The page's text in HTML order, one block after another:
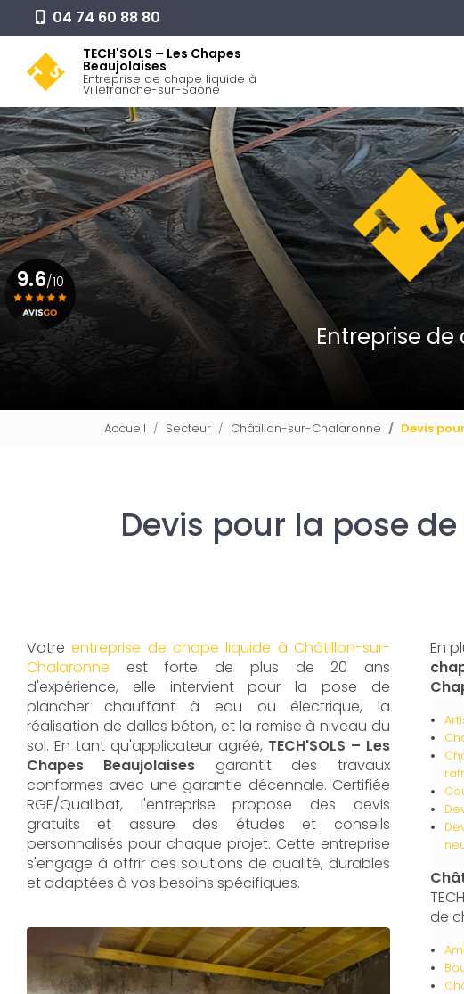
contenu
principal
04 74 60 88 80
TECH'SOLS – Les Chapes
Beaujolaises
Entreprise de chape liquide à
Villefranche-sur-Saône
Entreprise
9.6/10
Voir le certificat
Accueil Secteur Châtillon-sur-Chalaronne Devis
Devis pour la pose
Votreentreprise de chape liquide à Châtillon-sur-
Chalaronne est forte de plus de 20 ans
d'expérience, elle intervient pour la pose de
plancher chauffant à eau ou électrique, la
réalisation de dalles béton, et la remise à niveau du
sol. En tant qu'applicateur agréé, TECH'SOLS – Les
Chapes Beaujolaises garantit des travaux
conformes avec une garantie décennale. Certifiée
RGE/Qualibat, l'entreprise propose des devis
gratuits et assure des études et conseils
personnalisés pour chaque projet. Cette entreprise
s'engage à offrir des solutions de qualité, durables
et adaptées à vos besoins spécifiques.
En
de